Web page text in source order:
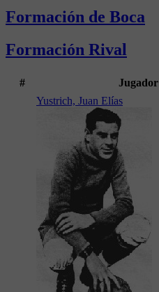
Formación de Boca
Formación Rival
#
Jugador
Yustrich, Juan Elías